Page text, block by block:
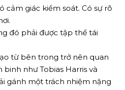
cảm giác kiểm soát. Có sự rõ
đó phải được tập thể tái
từ bên trong trở nên quan
như Tobias Harris và
gánh một trách nhiệm nặng